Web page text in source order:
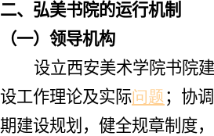
二、弘美书院的运行机制
（一）领导机构
设立西安美术学院书院
设工作理论及实际问题 ；协
期建设规划，健全规章制度